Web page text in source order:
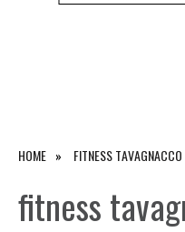
HOME FITNESS TAVAGNACCO
fitness